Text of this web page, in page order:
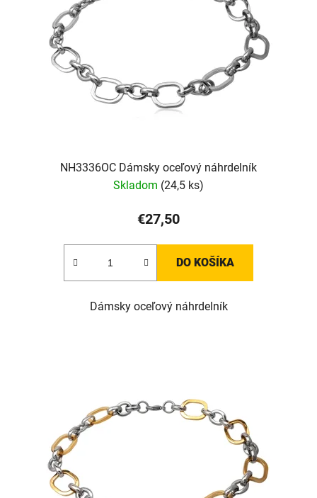
NH3336OC Dámsky oceľový náhrdelník
Skladom (24,5 ks)
€27,50
DO KOŠÍKA
Dámsky oceľový náhrdelník